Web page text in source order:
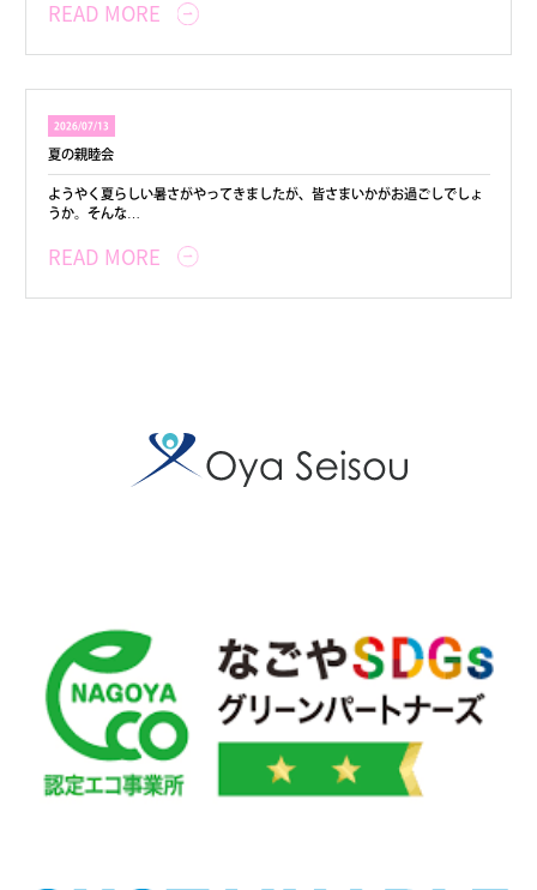
READ MORE
2026/07/13
夏の親睦会
ようやく夏らしい暑さがやってきましたが、皆さまいかがお過ごしでしょ
うか。そんな…
READ MORE